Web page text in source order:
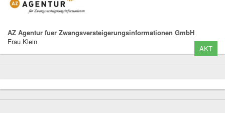
AZ Agentur fuer Zwangsversteigerungsinformationen GmbH
Frau Klein
AKT